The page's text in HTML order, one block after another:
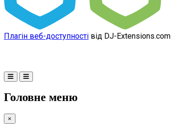
Плагін веб-доступності від DJ-Extensions.com
Головне меню
×